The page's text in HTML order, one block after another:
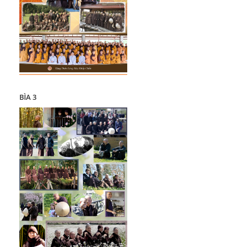
BÌA 3